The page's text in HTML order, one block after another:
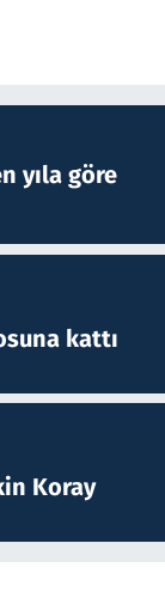
yıla göre
kattı
Koray